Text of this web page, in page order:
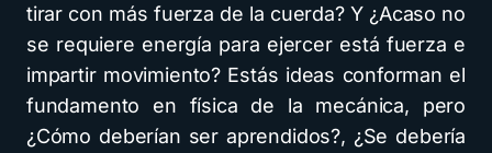
tirar con más fuerza de la cuerda? Y ¿Acaso no
se requiere energía para ejercer está fuerza e
impartir movimiento? Estás ideas conforman el
fundamento en física de la mecánica, pero
¿Cómo deberían ser aprendidos?, ¿Se debería